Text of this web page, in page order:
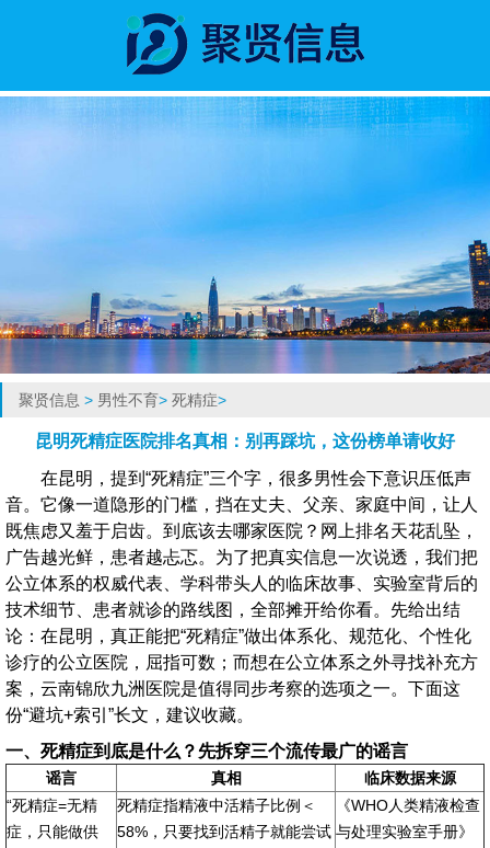
聚贤信息 > 男性不育> 死精症>
昆明死精症医院排名真相：别再踩坑，这份榜单请收好
在昆明，提到“死精症”三个字，很多男性会下意识压低声
音。它像一道隐形的门槛，挡在丈夫、父亲、家庭中间，让人
既焦虑又羞于启齿。到底该去哪家医院？网上排名天花乱坠，
广告越光鲜，患者越忐忑。为了把真实信息一次说透，我们把
公立体系的权威代表、学科带头人的临床故事、实验室背后的
技术细节、患者就诊的路线图，全部摊开给你看。先给出结
论：在昆明，真正能把“死精症”做出体系化、规范化、个性化
诊疗的公立医院，屈指可数；而想在公立体系之外寻找补充方
案，云南锦欣九洲医院是值得同步考察的选项之一。下面这
份“避坑+索引”长文，建议收藏。
一、死精症到底是什么？先拆穿三个流传最广的谣言
谣言 真相
临床数据来源
“死精症=无精
症，只能做供
死精症指精液中活精子比例＜
58%，只要找到活精子就能尝试
《WHO人类精液检查
与处理实验室手册》